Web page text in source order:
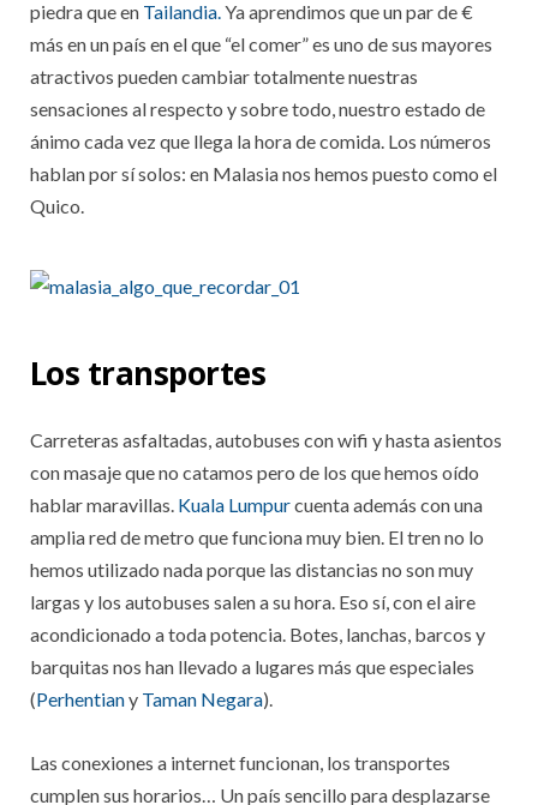
piedra que en Tailandia.Ya aprendimos que un par de €
más en un país en el que “el comer” es uno de sus mayores
atractivos pueden cambiar totalmente nuestras
sensaciones al respecto y sobre todo, nuestro estado de
ánimo cada vez que llega la hora de comida. Los números
hablan por sí solos: en Malasia nos hemos puesto como el
Quico.
Los transportes
Carreteras asfaltadas, autobuses con wifi y hasta asientos
con masaje que no catamos pero de los que hemos oído
hablar maravillas. Kuala Lumpurcuenta además con una
amplia red de metro que funciona muy bien. El tren no lo
hemos utilizado nada porque las distancias no son muy
largas y los autobuses salen a su hora. Eso sí, con el aire
acondicionado a toda potencia. Botes, lanchas, barcos y
barquitas nos han llevado a lugares más que especiales
(Perhentiany Taman Negara).
Las conexiones a internet funcionan, los transportes
cumplen sus horarios… Un país sencillo para desplazarse